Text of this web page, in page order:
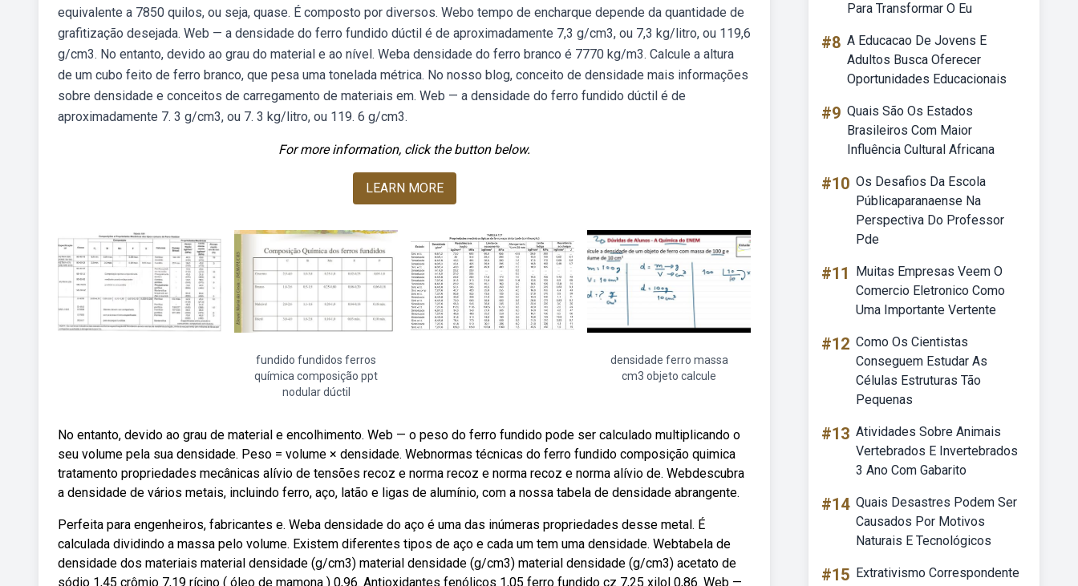
equivalente a 7850 quilos, ou seja, quase. É composto por diversos. Webo tempo de encharque depende da quantidade de
grafitização desejada. Web — a densidade do ferro fundido dúctil é de aproximadamente 7,3 g/cm3, ou 7,3 kg/litro, ou 119,6
g/cm3. No entanto, devido ao grau do material e ao nível. Weba densidade do ferro branco é 7770 kg/m3. Calcule a altura
de um cubo feito de ferro branco, que pesa uma tonelada métrica. No nosso blog, conceito de densidade mais informações
sobre densidade e conceitos de carregamento de materiais em. Web — a densidade do ferro fundido dúctil é de
aproximadamente 7. 3 g/cm3, ou 7. 3 kg/litro, ou 119. 6 g/cm3.
For more information, click the button below.
LEARN MORE
fundido fundidos ferros
química composição ppt
nodular dúctil
densidade ferro massa
cm3 objeto calcule
No entanto, devido ao grau de material e encolhimento. Web — o peso do ferro fundido pode ser calculado multiplicando o
seu volume pela sua densidade. Peso = volume × densidade. Webnormas técnicas do ferro fundido composição quimica
tratamento propriedades mecânicas alívio de tensões recoz e norma recoz e norma recoz e norma alívio de. Webdescubra
a densidade de vários metais, incluindo ferro, aço, latão e ligas de alumínio, com a nossa tabela de densidade abrangente.
Perfeita para engenheiros, fabricantes e. Weba densidade do aço é uma das inúmeras propriedades desse metal. É
calculada dividindo a massa pelo volume. Existem diferentes tipos de aço e cada um tem uma densidade. Webtabela de
densidade dos materiais material densidade (g/cm3) material densidade (g/cm3) material densidade (g/cm3) acetato de
sódio 1,45 crômio 7,19 rícino ( óleo de mamona ) 0,96. Antioxidantes fenólicos 1,05 ferro fundido cz 7,25 xilol 0,86. Web —
Para Transformar O Eu
#8 A Educacao De Jovens E
Adultos Busca Oferecer
Oportunidades Educacionais
#9 Quais São Os Estados
Brasileiros Com Maior
Influência Cultural Africana
#10 Os Desafios Da Escola
Públicaparanaense Na
Perspectiva Do Professor
Pde
#11
Muitas Empresas Veem O
Comercio Eletronico Como
Uma Importante Vertente
#12 Como Os Cientistas
Conseguem Estudar As
Células Estruturas Tão
Pequenas
#13 Atividades Sobre Animais
Vertebrados E Invertebrados
3 Ano Com Gabarito
#14 Quais Desastres Podem Ser
Causados Por Motivos
Naturais E Tecnológicos
#15 Extrativismo Correspondente